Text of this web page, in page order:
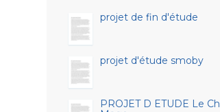
projet de fin d'étude
projet d'étude smoby
PROJET D ETUDE Le Ch